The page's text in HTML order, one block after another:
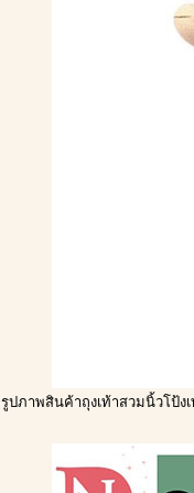
รูปภาพสินค้าถุงเท้าสวมนิ้วโป้งเ